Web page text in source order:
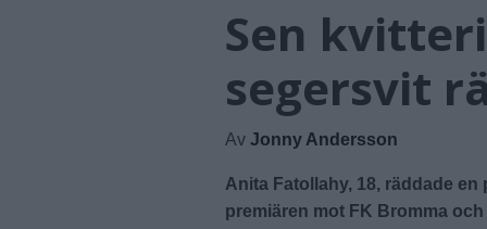
Sen
segersvit
Av Jonny Andersson
Anita Fatollahy, 18, räddade
premiären mot FK Bromma